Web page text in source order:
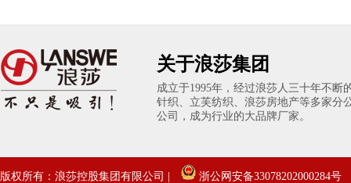
关于浪莎集团
成立于1995年，经过浪莎人三十年不断
针织、立芙纺织、浪莎房地产等多家分
公司，成为行业的大品牌厂家。
版权所有：浪莎控股集团有限公司 | 浙公网安备33078202000284号